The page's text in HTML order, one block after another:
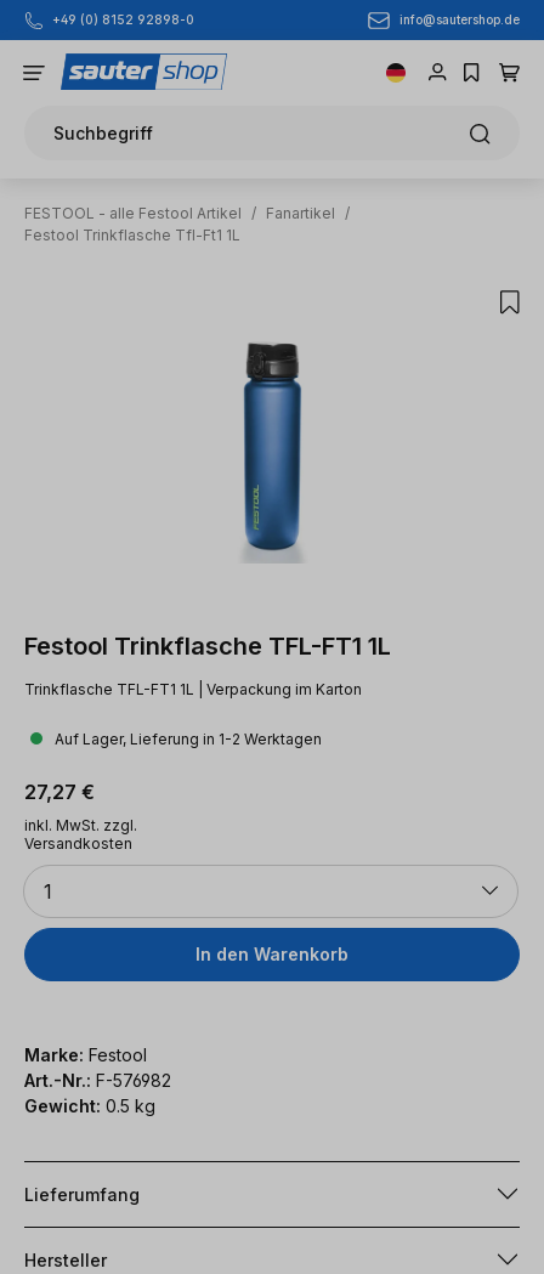
Zum Hauptinhalt springen
+49 (0) 8152 92898-0 info@sautershop.de
Suchbegriff
FESTOOL - alle Festool Artikel / Fanartikel
/
Festool Trinkflasche Tfl-Ft1 1L
Festool Trinkflasche TFL-FT1 1L
Trinkflasche TFL-FT1 1L | Verpackung im Karton
Auf Lager, Lieferung in 1-2 Werktagen
Regulärer Preis:
27,27 €
inkl. MwSt. zzgl.
Versandkosten
Anzahl
1
In den Warenkorb
Marke: Festool
Art.-Nr.: F-576982
Gewicht: 0.5 kg
Lieferumfang
Hersteller